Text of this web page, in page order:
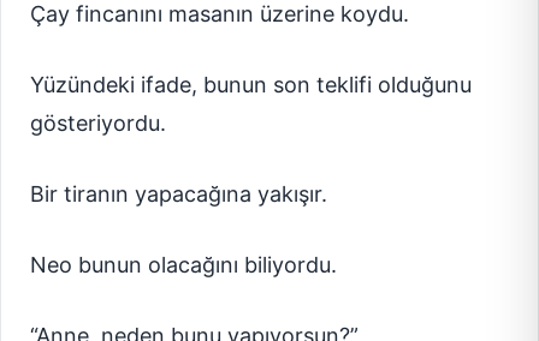
Çay fincanını masanın üzerine koydu.
Yüzündeki ifade, bunun son teklifi olduğunu
gösteriyordu.
Bir tiranın yapacağına yakışır.
Neo bunun olacağını biliyordu.
“Anne, neden bunu yapıyorsun?”